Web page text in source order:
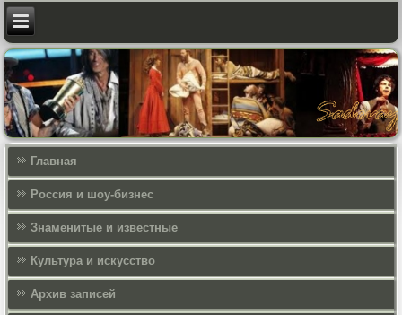
Главная
Россия и шоу-бизнес
Знаменитые и известные
Культура и искусcтво
Архив записей